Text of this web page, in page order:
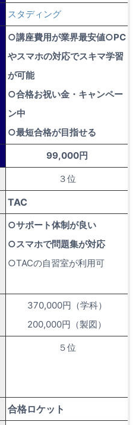
スタディング
○講座費用が業界最安値○PC
やスマホの対応でスキマ学習
が可能
○合格お祝い金・キャンペー
ン中
○最短合格が目指せる
99,000円
３位
TAC
○サポート体制が良い
○スマホで問題集が対応
○TACの自習室が利用可
370,000円（学科）
200,000円（製図）
５位
合格ロケット